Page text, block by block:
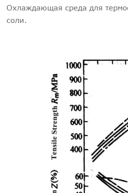
Охлаждающая среда для
соли.